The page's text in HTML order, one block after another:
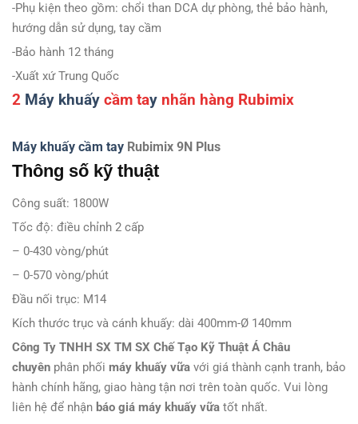
-Phụ kiện theo gồm: chổi than DCA dự phòng, thẻ bảo hành,
hướng dẫn sử dụng, tay cầm
-Bảo hành 12 tháng
-Xuất xứ Trung Quốc
2 Máy khuấy cầm tay nhãn hàng Rubimix
Máy khuấy cầm tay Rubimix 9N Plus
Thông số kỹ thuật
Công suất: 1800W
Tốc độ: điều chỉnh 2 cấp
– 0-430 vòng/phút
– 0-570 vòng/phút
Đầu nối trục: M14
Kích thước trục và cánh khuấy: dài 400mm-Ø 140mm
Công Ty TNHH SX TM SX Chế Tạo Kỹ Thuật Á Châu
chuyên phân phối máy khuấy vữa với giá thành cạnh tranh, bảo
hành chính hãng, giao hàng tận nơi trên toàn quốc. Vui lòng
liên hệ để nhận báo giá máy khuấy vữa tốt nhất.